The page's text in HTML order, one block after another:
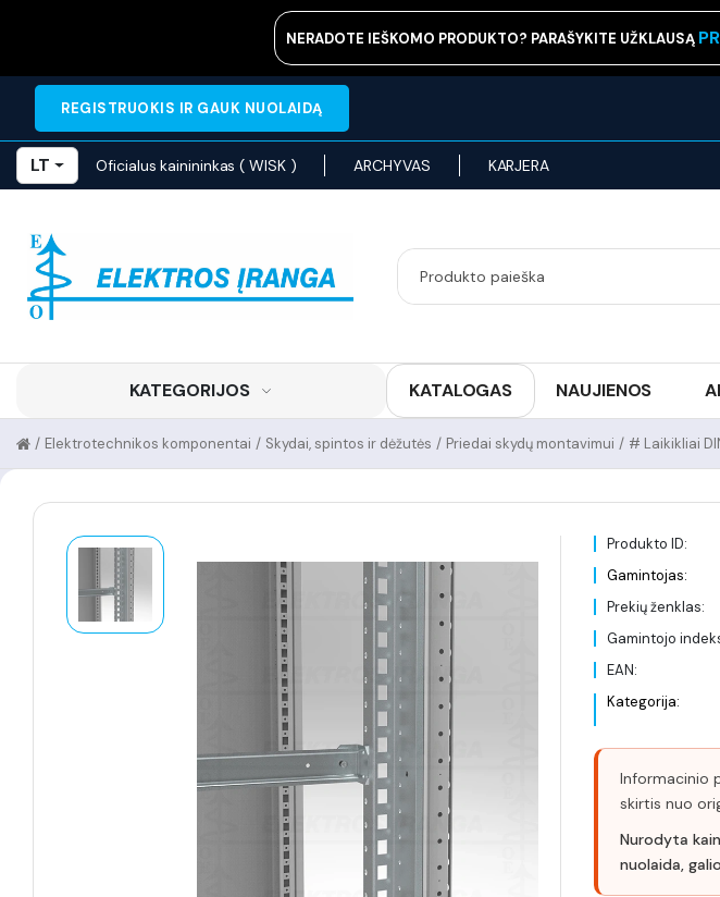
NERADOTE IEŠKOMO PRODUKTO? PARAŠYKITE UŽKLAUSĄ
REGISTRUOKIS IR GAUK NUOLAIDĄ
LT Oficialus kainininkas ( WISK ) ARCHYVAS KARJERA
KATEGORIJOS KATALOGAS NAUJIENOS
# Laikikliai
/
Priedai skydų montavimui
/
Skydai, spintos ir dėžutės
/
Elektrotechnikos komponentai
/
Produkto ID:
Gamintojas:
Prekių ženklas:
Gamintojo
EAN:
Kategorija:
Informacinio
skirtis nuo
Nurodyta
nuolaida,